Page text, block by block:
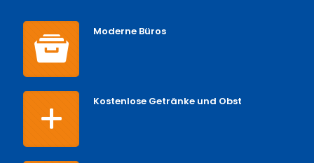
Moderne Büros
Kostenlose Getränke und Obst